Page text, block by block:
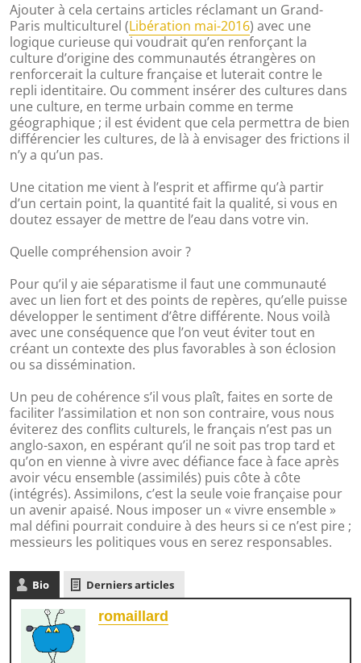
Ajouter à cela certains articles réclamant un Grand-
Paris multiculturel (Libération mai-2016) avec une
logique curieuse qui voudrait qu’en renforçant la
culture d’origine des communautés étrangères on
renforcerait la culture française et luterait contre le
repli identitaire. Ou comment insérer des cultures dans
une culture, en terme urbain comme en terme
géographique ; il est évident que cela permettra de bien
différencier les cultures, de là à envisager des frictions il
n’y a qu’un pas.
Une citation me vient à l’esprit et affirme qu’à partir
d’un certain point, la quantité fait la qualité, si vous en
doutez essayer de mettre de l’eau dans votre vin.
Quelle compréhension avoir ?
Pour qu’il y aie séparatisme il faut une communauté
avec un lien fort et des points de repères, qu’elle puisse
développer le sentiment d’être différente. Nous voilà
avec une conséquence que l’on veut éviter tout en
créant un contexte des plus favorables à son éclosion
ou sa dissémination.
Un peu de cohérence s’il vous plaît, faites en sorte de
faciliter l’assimilation et non son contraire, vous nous
éviterez des conflits culturels, le français n’est pas un
anglo-saxon, en espérant qu’il ne soit pas trop tard et
qu’on en vienne à vivre avec défiance face à face après
avoir vécu ensemble (assimilés) puis côte à côte
(intégrés). Assimilons, c’est la seule voie française pour
un avenir apaisé. Nous imposer un « vivre ensemble »
mal défini pourrait conduire à des heurs si ce n’est pire ;
messieurs les politiques vous en serez responsables.
Bio Derniers articles
romaillard